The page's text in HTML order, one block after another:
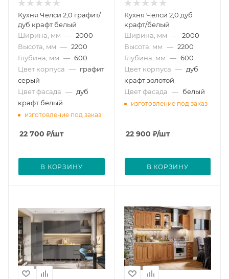
Кухня Челси 2,0 графит/
дуб крафт белый
Ширина, мм — 2000
Высота, мм — 2200
Глубина, мм — 600
Цвет корпуса — графит
серый
Цвет фасада — дуб
крафт белый
изготовление под заказ
22 700 ₽/шт
В КОРЗИНУ
Кухня Челси 2,0 дуб
крафт/белый
Ширина, мм — 2000
Высота, мм — 2200
Глубина, мм — 600
Цвет корпуса — дуб
крафт золотой
Цвет фасада — белый
изготовление под заказ
22 900 ₽/шт
В КОРЗИНУ